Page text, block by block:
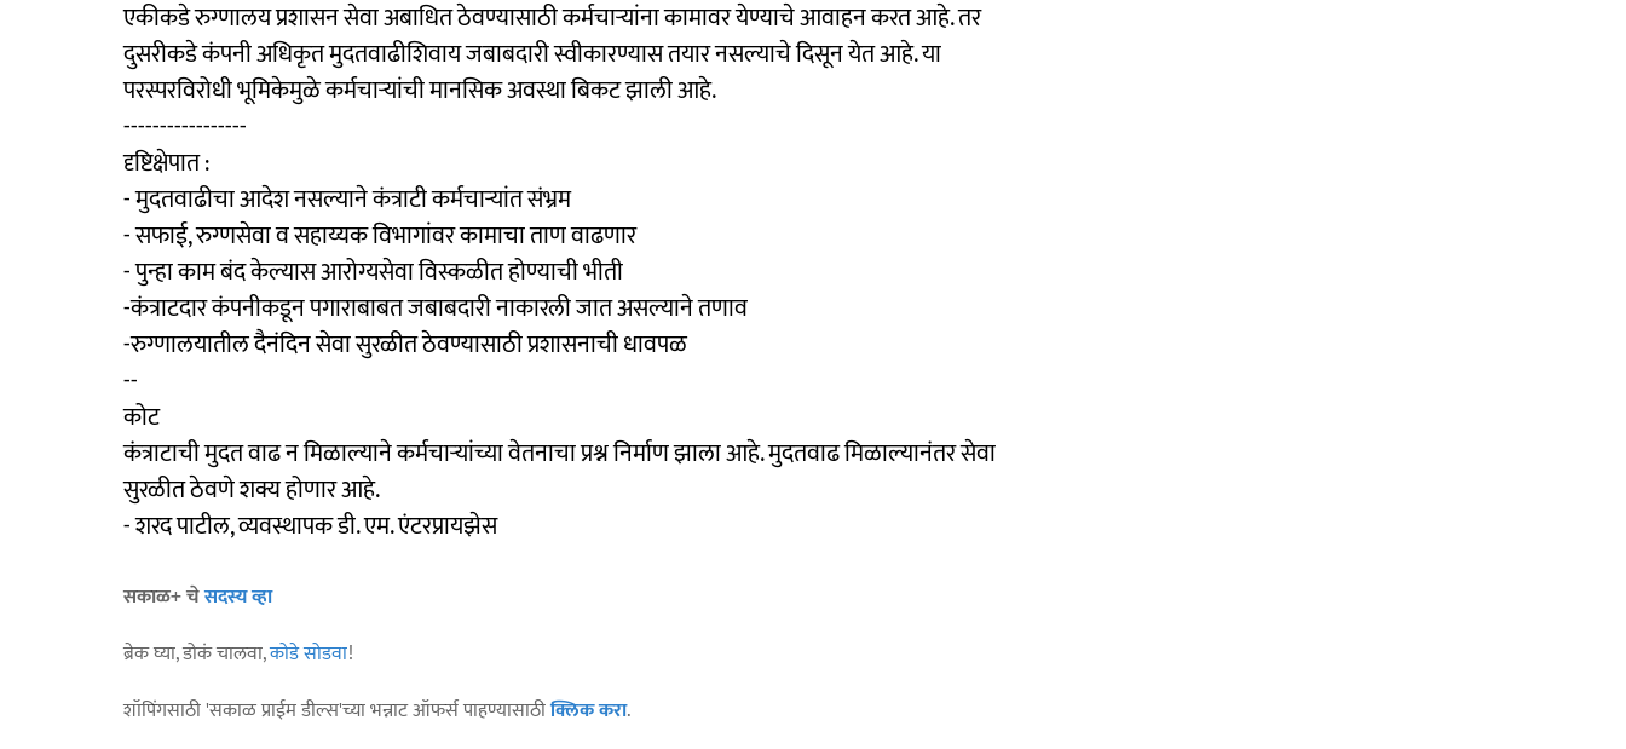
एकीकडे रुग्णालय प्रशासन सेवा अबाधित ठेवण्यासाठी कर्मचाऱ्यांना कामावर येण्याचे आवाहन करत आहे. तर
दुसरीकडे कंपनी अधिकृत मुदतवाढीशिवाय जबाबदारी स्वीकारण्यास तयार नसल्याचे दिसून येत आहे. या
परस्परविरोधी भूमिकेमुळे कर्मचाऱ्यांची मानसिक अवस्था बिकट झाली आहे.
-----------------
दृष्टिक्षेपात :
- मुदतवाढीचा आदेश नसल्याने कंत्राटी कर्मचाऱ्यांत संभ्रम
- सफाई, रुग्णसेवा व सहाय्यक विभागांवर कामाचा ताण वाढणार
- पुन्हा काम बंद केल्यास आरोग्यसेवा विस्कळीत होण्याची भीती
-कंत्राटदार कंपनीकडून पगाराबाबत जबाबदारी नाकारली जात असल्याने तणाव
-रुग्णालयातील दैनंदिन सेवा सुरळीत ठेवण्यासाठी प्रशासनाची धावपळ
--
कोट
कंत्राटाची मुदत वाढ न मिळाल्याने कर्मचाऱ्यांच्या वेतनाचा प्रश्न निर्माण झाला आहे. मुदतवाढ मिळाल्यानंतर सेवा
सुरळीत ठेवणे शक्य होणार आहे.
- शरद पाटील, व्यवस्थापक डी. एम. एंटरप्रायझेस
सकाळ+ चेसदस्य व्हा
ब्रेक घ्या, डोकं चालवा,कोडे सोडवा!
शॉपिंगसाठी 'सकाळ प्राईम डील्स'च्या भन्नाट ऑफर्स पाहण्यासाठीक्लिक करा.